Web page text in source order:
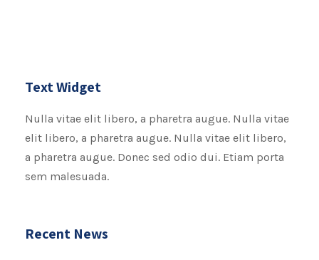
Text Widget
Nulla vitae elit libero, a pharetra augue. Nulla vitae
elit libero, a pharetra augue. Nulla vitae elit libero,
a pharetra augue. Donec sed odio dui. Etiam porta
sem malesuada.
Recent News